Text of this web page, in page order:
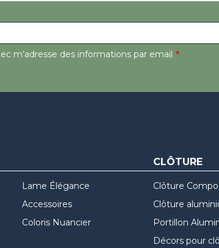
m’adresse des informations par email
Lame Élégance
Accessoires
Coloris Nuancier
CLÔTURE
Clôture
Clôture
Portillon
Décors pour